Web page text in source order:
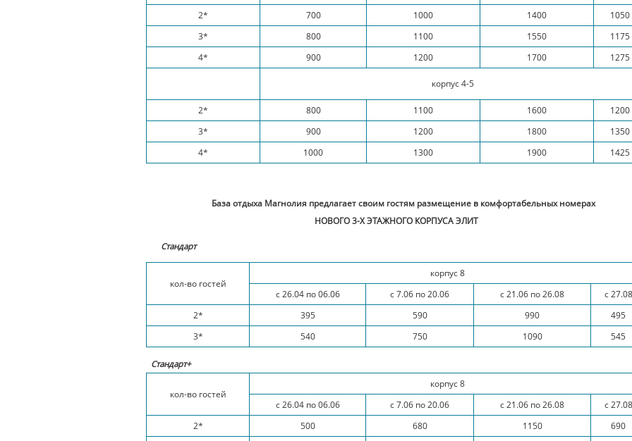
2*
700 1000 1400
1050
3*
800 1100 1550
1175
4*
900 1200 1700 1275
корпус 4-5
2* 800 1100 1600
1200
3*
900 1200 1800
1350
4*
1000 1300 1900 1425
База отдыха Магнолия предлагает своим гостям размещение в комфортабельных номерах
НОВОГО 3-Х ЭТАЖНОГО КОРПУСА ЭЛИТ
Стандарт
кол-во гостей
корпус 8
с 26.04 по 06.06
с 7.06 по 20.06 с 21.06 по 26.08
с 27.08
2*
395 590 990
495
3*
540 750 1090 545
Стандарт+
кол-во гостей
корпус 8
с 26.04 по 06.06
с 7.06 по 20.06 с 21.06 по 26.08
с 27.08
2*
500 680 1150
690